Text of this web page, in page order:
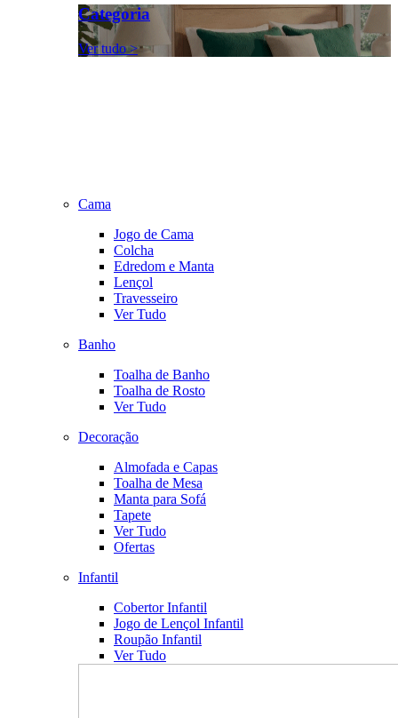
Categoria
Ver tudo >
Cama
Jogo de Cama
Colcha
Edredom e Manta
Lençol
Travesseiro
Ver Tudo
Banho
Toalha de Banho
Toalha de Rosto
Ver Tudo
Decoração
Almofada e Capas
Toalha de Mesa
Manta para Sofá
Tapete
Ver Tudo
Ofertas
Infantil
Cobertor Infantil
Jogo de Lençol Infantil
Roupão Infantil
Ver Tudo